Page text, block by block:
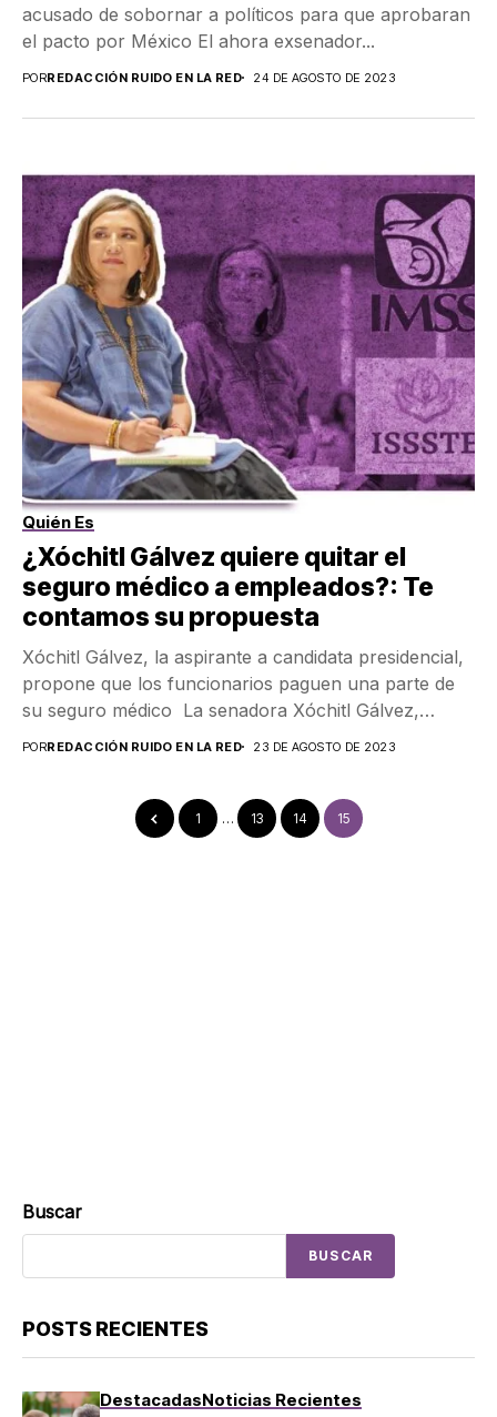
acusado de sobornar a políticos para que aprobaran
el pacto por México El ahora exsenador...
PORREDACCIÓN RUIDO EN LA RED 24 DE AGOSTO DE 2023
Quién Es
¿Xóchitl Gálvez quiere quitar el
seguro médico a empleados?: Te
contamos su propuesta
Xóchitl Gálvez, la aspirante a candidata presidencial,
propone que los funcionarios paguen una parte de
su seguro médico La senadora Xóchitl Gálvez,
aspirante...
PORREDACCIÓN RUIDO EN LA RED 23 DE AGOSTO DE 2023
1 … 13 14 15
Buscar
BUSCAR
POSTS RECIENTES
DestacadasNoticias Recientes